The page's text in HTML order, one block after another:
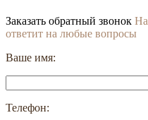
Заказать обратный звонок
ответит на любые вопросы
Ваше имя:
Телефон: